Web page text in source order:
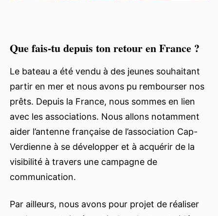
Que fais-tu depuis ton retour en France ?
Le bateau a été vendu à des jeunes souhaitant
partir en mer et nous avons pu rembourser nos
prêts. Depuis la France, nous sommes en lien
avec les associations. Nous allons notamment
aider l’antenne française de l’association Cap-
Verdienne à se développer et à acquérir de la
visibilité à travers une campagne de
communication.
Par ailleurs, nous avons pour projet de réaliser